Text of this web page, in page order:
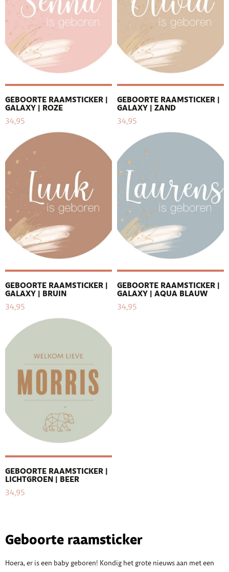
GEBOORTE RAAMSTICKER |
GALAXY | ROZE
34,95
GEBOORTE RAAMSTICKER |
GALAXY | ZAND
34,95
GEBOORTE RAAMSTICKER |
GALAXY | BRUIN
34,95
GEBOORTE RAAMSTICKER |
GALAXY | AQUA BLAUW
34,95
GEBOORTE RAAMSTICKER |
LICHTGROEN | BEER
34,95
Geboorte raamsticker
Hoera, er is een baby geboren! Kondig het grote nieuws aan met een